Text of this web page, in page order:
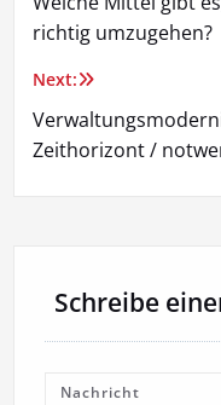
richtig umzugehen?
Next:
Zeithorizont /
Schreibe